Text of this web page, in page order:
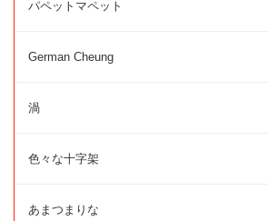
パペットマペット
German Cheung
渦
色々な十字架
あまつまりな